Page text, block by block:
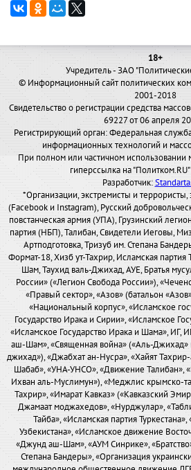
18+
Учредитель - ЗАО
© Информационный сайт политических
2001-2018
Свидетельство о регистрации средства
69227 от 06 апреля
Регистрирующий орган: Федеральная
информационных технологий и
При полном или частичном использовании
гиперссылка на
Разработчик:
*Организации, экстремисты и
(Facebook и Instagram), Русский
повстанческая армия (УПА), Грузинский
партия (НБП), Талибан, Свидетели Иеговы,
Артподготовка, Тризуб им. Степана
Формат-18, Хизб ут-Тахрир, Исламская партия
Шам, Таухид валь-Джихад, АУЕ, Братья
России» («Легион Свобода России»),
«Правый сектор», «Азов» (батальон
«Национальный корпус», «Исламское
Государство Ирака и Сирии», «Исламское
«Исламское Государство Ирака и Шама»,
аш-Шам», «Священная война» («Аль-Джихад»
джихад»), «Джабхат ан-Нусра», «Хайят
Шабаб», «УНА-УНСО», «Движение Талибан»,
Ихван аль-Муслимун»), «Меджлис крымско-
Тахрир», «Имарат Кавказ» («Кавказский
Джамаат моджахедов», «Нурджулар»,
Тайба», «Исламская партия
Узбекистана», «Исламское движение
«Джунд аш-Шам», «АУМ Синрике»,
Степана Бандеры», «Организация